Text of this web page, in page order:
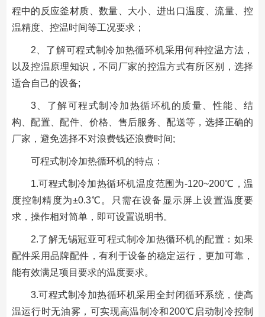
程中的反应釜材质、数量、大小、进出口温度、流量、控
温精度、控温时间等工况要求；
2、了解可程式制冷加热循环机采用何种控温方法，
以及控温原理知识，不同厂家的控温方式有所区别，选择
适合自己的设备;
3、了解可程式制冷加热循环机的质量、性能、结
构、配置、配件、价格、售后服务、配送等，选择正确的
厂家，避免选择不对浪费钱还浪费时间;
可程式制冷加热循环机的特点：
1.可程式制冷加热循环机温度范围为-120~200℃，温
度控制精度为±0.3℃。只需在设备显示屏上设置温度要
求，操作相对简单，即可设置说明书。
2.了解无锡冠亚可程式制冷加热循环机的配置：如果
配件采用品牌配件，有利于设备的稳定运行，更加可靠，
能有效满足项目要求的温度要求。
3.可程式制冷加热循环机采用全封闭循环系统，使高
温运行时无油雾，可实现高温制冷和200℃启动制冷控制